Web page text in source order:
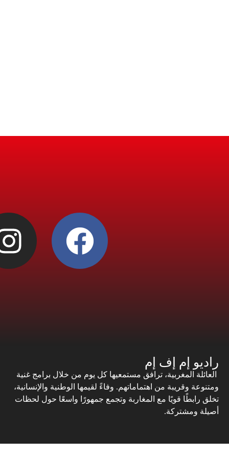
راديو إم إف إم
العائلة المغربية، ترافق مستمعيها كل يوم من خلال برامج غنية
ومتنوعة وقريبة من اهتماماتهم. وفاءً لقيمها الوطنية والإنسانية،
تخلق رابطًا قويًا مع المغاربة وتجمع جمهورًا واسعًا حول لحظات
أصيلة ومشتركة.